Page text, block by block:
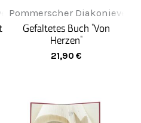
Greifenwerkstatt
Pommerscher
Gefaltetes Buch "Von
Herzen"
21,90 €